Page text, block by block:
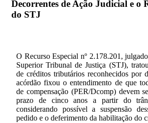
Decorrentes de Ação Judicial e o
do STJ
O Recurso Especial nº 2.178.201,
Superior Tribunal de Justiça (STJ),
de créditos tributários reconhecidos por
acórdão fixou o entendimento de que
de compensação (PER/Dcomp) devem
prazo de cinco anos a partir do
considerando possível a suspensão
pedido e o deferimento da habilitação do